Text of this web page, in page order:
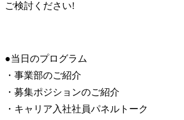
ご検討ください!
●当日のプログラム
・事業部のご紹介
・募集ポジションのご紹介
・キャリア入社社員パネルトーク